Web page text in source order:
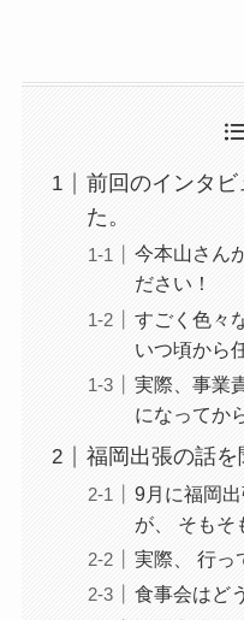
前回のインタビ
た。
今本山さん
ださい！
すごく色々
いつ頃から
実際、事業
になってか
福岡出張の話を
9月に福岡
が、 そもそ
実際、 行っ
食事会はど